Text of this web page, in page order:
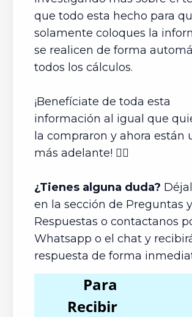
que todo esta hecho para
solamente coloques la
se realicen de forma
todos los cálculos.
¡Benefíciate de toda esta
información al igual que
la compraron y ahora están
más adelante! 👍🏼
¿Tienes alguna duda?
en la sección de Preguntas y
Respuestas o contactanos
Whatsapp o el chat y
respuesta de forma
Para
Recibir